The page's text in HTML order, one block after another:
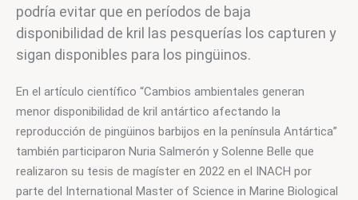
podría evitar que en períodos de baja
disponibilidad de kril las pesquerías los capturen y
sigan disponibles para los pingüinos.
En el artículo científico “Cambios ambientales generan
menor disponibilidad de kril antártico afectando la
reproducción de pingüinos barbijos en la península Antártica”
también participaron Nuria Salmerón y Solenne Belle que
realizaron su tesis de magíster en 2022 en el INACH por
parte del International Master of Science in Marine Biological